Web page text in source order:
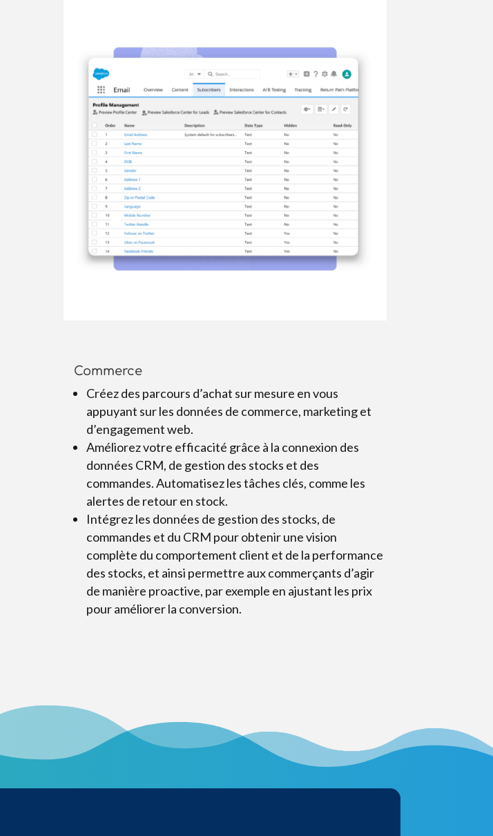
Commerce
Créez des parcours d’achat sur mesure en vous
appuyant sur les données de commerce, marketing et
d’engagement web.
Améliorez votre efficacité grâce à la connexion des
données CRM, de gestion des stocks et des
commandes. Automatisez les tâches clés, comme les
alertes de retour en stock.
Intégrez les données de gestion des stocks, de
commandes et du CRM pour obtenir une vision
complète du comportement client et de la performance
des stocks, et ainsi permettre aux commerçants d’agir
de manière proactive, par exemple en ajustant les prix
pour améliorer la conversion.